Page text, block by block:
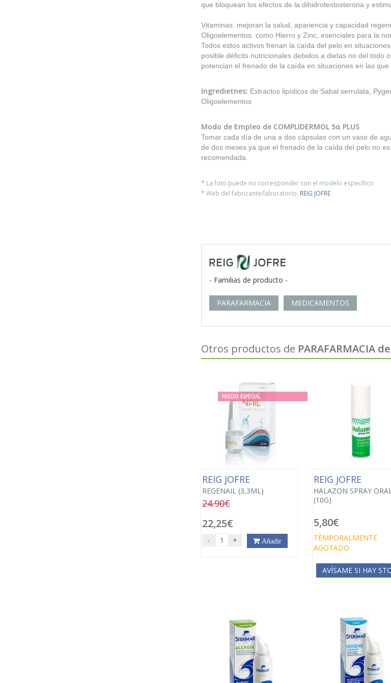
que bloquean los efectos de la dihidrotestosterona y
Vitaminas: mejoran la salud, apariencia y capacidad
Oligoelementos: como Hierro y Zinc, esenciales para la
Todos estos activos frenan la caída del pelo en
posible déficits nutricionales debidos a dietas no del todo
potencian el frenado de la caída en situaciones en las
Ingredietnes: Extractos lipídicos de Sabal serrulata,
Oligoelementos
Modo de Empleo de COMPLIDERMOL 5α PLUS
Tomar cada día de una a dos cápsulas con un vaso de
de dos meses ya que el frenado de la caída del pelo no
recomendada.
* La foto puede no corresponder con el modelo específico
* Web del fabricante/laboratorio: REIG JOFRE
- Familias de producto -
PARAFARMACIA MEDICAMENTOS
Otros productos de PARAFARMACIA de
PRECIO ESPECIAL
REIG JOFRE
REGENAIL (3,3ML)
24.90€
22,25€
- + Añadir
REIG JOFRE
HALAZON SPRAY
(10G)
5,80€
TEMPORALMENTE
AGOTADO
AVÍSAME SI HAY